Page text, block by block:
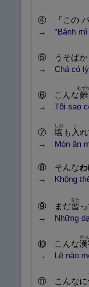
④ 「この パ
→ ”Bánh mì
⑤ うそばか
→ Chả có lý
⑥ こんな難
むず
→ Tôi sao
⑦ 塩
しお
も 入
い
→ Món ăn
⑧ そんな
→ Không thể
⑨ まだ習
なら
→
Những
⑩ こんな漢
か
→ Lẽ nào
⑪ こんなに